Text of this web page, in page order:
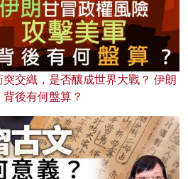
交織，是否釀成世界大戰？ 伊朗
後有何盤算？